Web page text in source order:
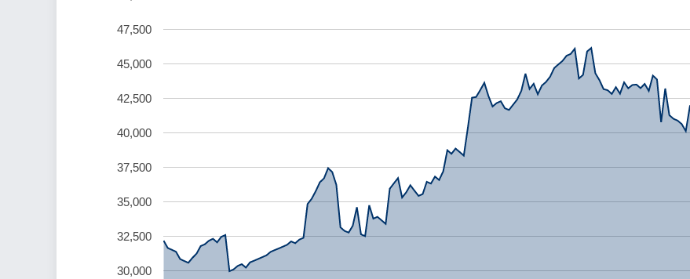
30,000
32,500
35,000
37,500
40,000
42,500
45,000
47,500